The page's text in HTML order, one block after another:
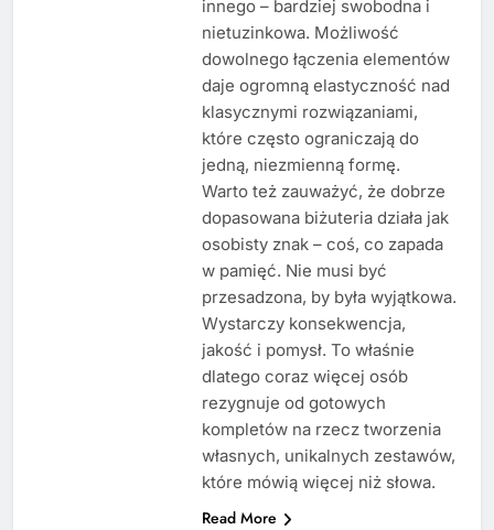
innego – bardziej swobodna i
nietuzinkowa. Możliwość
dowolnego łączenia elementów
daje ogromną elastyczność nad
klasycznymi rozwiązaniami,
które często ograniczają do
jedną, niezmienną formę.
Warto też zauważyć, że dobrze
dopasowana biżuteria działa jak
osobisty znak – coś, co zapada
w pamięć. Nie musi być
przesadzona, by była wyjątkowa.
Wystarczy konsekwencja,
jakość i pomysł. To właśnie
dlatego coraz więcej osób
rezygnuje od gotowych
kompletów na rzecz tworzenia
własnych, unikalnych zestawów,
które mówią więcej niż słowa.
Read More